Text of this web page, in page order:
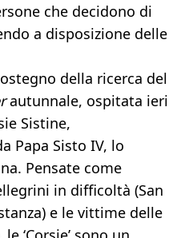
che decidono di
a disposizione delle
della ricerca del
autunnale, ospitata ieri
Sistine,
Papa Sisto IV, lo
Pensate come
in difficoltà (San
e le vittime delle